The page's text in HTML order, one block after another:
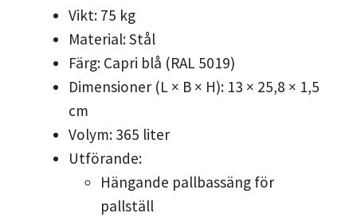
Vikt: 75 kg
Material: Stål
Färg: Capri blå (RAL 5019)
Dimensioner (L × B × H): 13 × 25,8 × 1,5
cm
Volym: 365 liter
Utförande:
Hängande pallbassäng för
pallställ